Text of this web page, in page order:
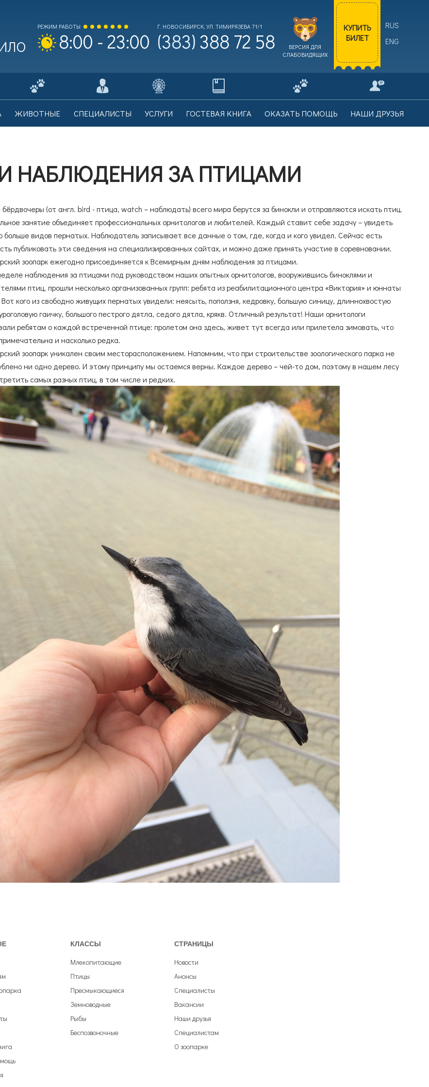
РЕЖИМ РАБОТЫ
8:00 - 23:00
Г. НОВОСИБИРСК, УЛ. ТИМИРЯЗЕВА 71/1
(383) 388 72 58
ВЕРСИЯ ДЛЯ
СЛАБОВИДЯЩИХ
RUS
ENG
КУПИТЬ
БИЛЕТ
билета: 700 рублей.
билет Льготный 0
билета: 350 рублей.
на обработкуперсональных данных
справилами поведения в зоопарке
справилами покупки электронных билетов
ЖИВОТНЫЕ СПЕЦИАЛИСТЫ УСЛУГИ ГОСТЕВАЯ КНИГА ОКАЗАТЬ ПОМОЩЬ НАШИ ДРУЗЬЯ
НАБЛЮДЕНИЯ ЗА ПТИЦАМИ
бёрдвочеры (от англ. bird - птица, watch – наблюдать) всего мира берутся за бинокли и отправляются искать птиц.
занятие объединяет профессиональных орнитологов и любителей. Каждый ставит себе задачу – увидеть
больше видов пернатых. Наблюдатель записывает все данные о том, где, когда и кого увидел. Сейчас есть
публиковать эти сведения на специализированных сайтах, и можно даже принять участие в соревновании.
зоопарк ежегодно присоединяется к Всемирным дням наблюдения за птицами.
наблюдения за птицами под руководством наших опытных орнитологов, вооружившись биноклями и
птиц, прошли несколько организованных групп: ребята из реабилитационного центра «Виктория» и юннаты
Вот кого из свободно живущих пернатых увидели: неясыть, поползня, кедровку, большую синицу, длиннохвостую
гаичку, большого пестрого дятла, седого дятла, крякв. Отличный результат! Наши орнитологи
ребятам о каждой встреченной птице: пролетом она здесь, живет тут всегда или прилетела зимовать, что
и насколько редка.
зоопарк уникален своим месторасположением. Напомним, что при строительстве зоологического парка не
ни одно дерево. И этому принципу мы остаемся верны. Каждое дерево – чей-то дом, поэтому в нашем лесу
самых разных птиц, в том числе и редких.
КЛАССЫ
Млекопитающие
Птицы
Пресмыкающиеся
Земноводные
Рыбы
Беспозвоночные
СТРАНИЦЫ
Новости
Анонсы
Специалисты
Вакансии
Наши друзья
Специалистам
О зоопарке